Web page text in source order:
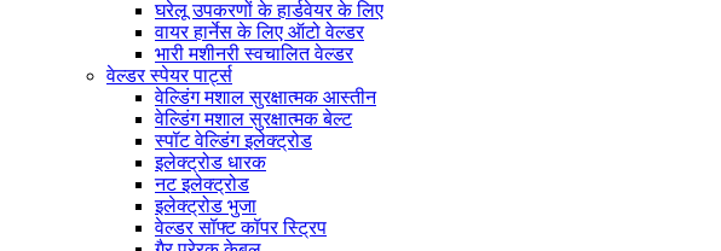
घरेलू उपकरणों के हार्डवेयर के लिए
वायर हार्नेस के लिए ऑटो वेल्डर
भारी मशीनरी स्वचालित वेल्डर
वेल्डर स्पेयर पार्ट्स
वेल्डिंग मशाल सुरक्षात्मक आस्तीन
वेल्डिंग मशाल सुरक्षात्मक बेल्ट
स्पॉट वेल्डिंग इलेक्ट्रोड
इलेक्ट्रोड धारक
नट इलेक्ट्रोड
इलेक्ट्रोड भुजा
वेल्डर सॉफ्ट कॉपर स्ट्रिप